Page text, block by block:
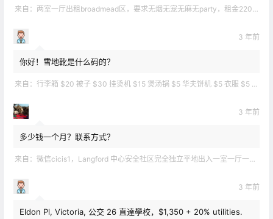
来自： 两室一厅出租broadmead区，要求无烟无宠无麻无party，租金2200不包水电有意短信联系2508858496
3 年前
你好！雪地靴是什么码的？
来自： 行李箱 $20 被子 $30 挂烫机 $15 煲汤锅 $5 华夫饼机 $5 衣服 $5 雪地靴 $10 滑雪手套 $10 宜家衣物收纳 .
3 年前
多少钱一个月？联系方式？
来自： 微信cicis1，Langford 中心安全社区完全独立平地出入一室一厅一书房步行5分钟到公车站和商业圈 有后花园和.
3 年前
Eldon Pl, Victoria, 公交 26 直達學校，$1,350 + 20% utilities.